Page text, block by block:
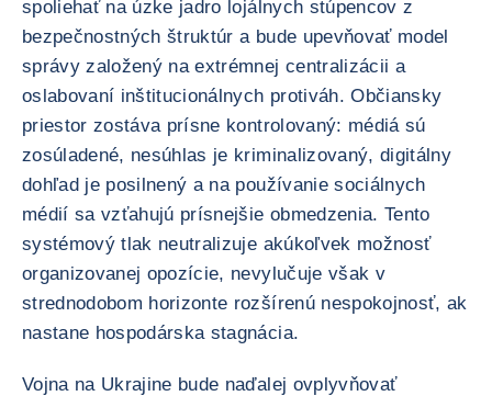
spoliehať na úzke jadro lojálnych stúpencov z
bezpečnostných štruktúr a bude upevňovať model
správy založený na extrémnej centralizácii a
oslabovaní inštitucionálnych protiváh. Občiansky
priestor zostáva prísne kontrolovaný: médiá sú
zosúladené, nesúhlas je kriminalizovaný, digitálny
dohľad je posilnený a na používanie sociálnych
médií sa vzťahujú prísnejšie obmedzenia. Tento
systémový tlak neutralizuje akúkoľvek možnosť
organizovanej opozície, nevylučuje však v
strednodobom horizonte rozšírenú nespokojnosť, ak
nastane hospodárska stagnácia.
Vojna na Ukrajine bude naďalej ovplyvňovať